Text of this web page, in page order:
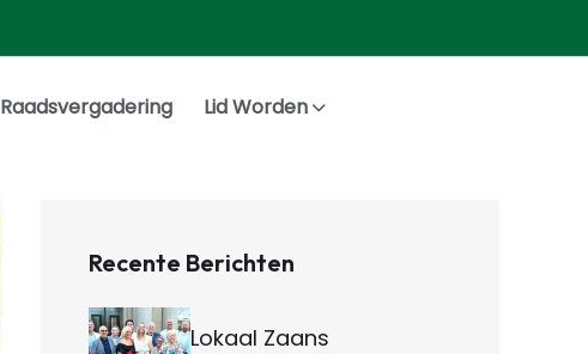
Raadsvergadering Lid Worden
Recente Berichten
Lokaal Zaans